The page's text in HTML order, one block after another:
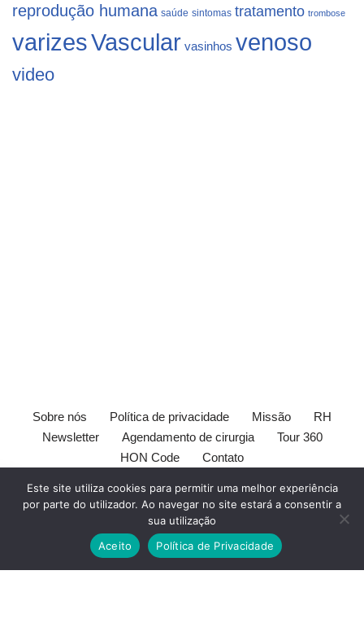
reprodução humana saúde sintomas tratamento trombose
varizesVascular vasinhos venoso
video
Sobre nós Política de privacidade Missão
RH
Newsletter
Agendamento de cirurgia
Tour 360
HON Code
Contato
[elfsight_whatsapp_chat id="1"]
Este site é orientado ao publico leigo. Este site e seu conteúdo
são somente de intento informativo e pode não ser adequado a
todos usuários. O conteúdo deste site não substitui o
Todos devem sempre consultar seumédicoantes de tomar
Receba
Dicas
Este site utiliza cookies para permitir uma melhor experiência
por parte do utilizador. Ao navegar no site estará a consentir a
sua utilização
Aceito
Política de Privacidade